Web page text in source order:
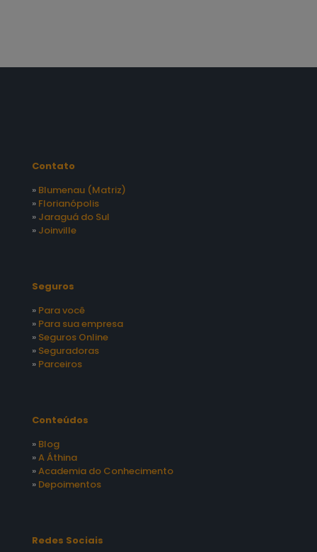
Contato
» Blumenau (Matriz)
» Florianópolis
» Jaraguá do Sul
» Joinville
Seguros
» Para você
» Para sua empresa
» Seguros Online
» Seguradoras
» Parceiros
Conteúdos
» Blog
»A Áthina
»Academia do Conhecimento
» Depoimentos
Redes Sociais